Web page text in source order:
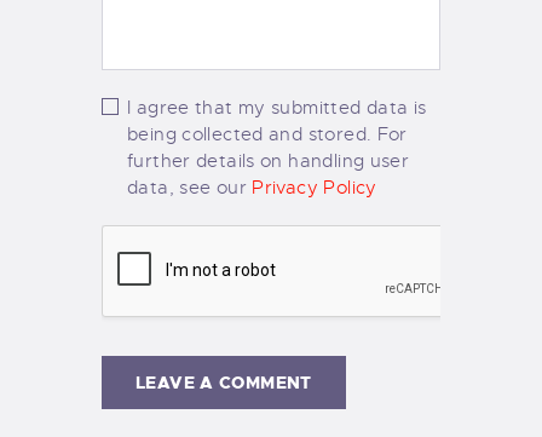
I agree that my submitted data is
being collected and stored. For
further details on handling user
data, see our Privacy Policy